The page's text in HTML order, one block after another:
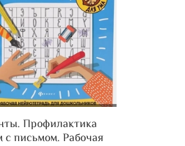
Профилактика
с письмом. Рабочая